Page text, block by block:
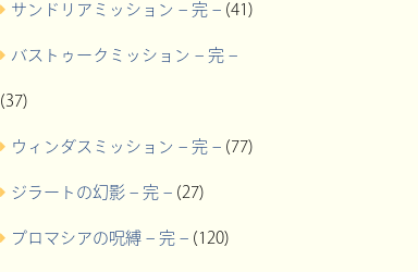
サンドリアミッション – 完 –(41)
バストゥークミッション – 完 –
(37)
ウィンダスミッション – 完 –(77)
ジラートの幻影 – 完 –(27)
プロマシアの呪縛 – 完 –(120)